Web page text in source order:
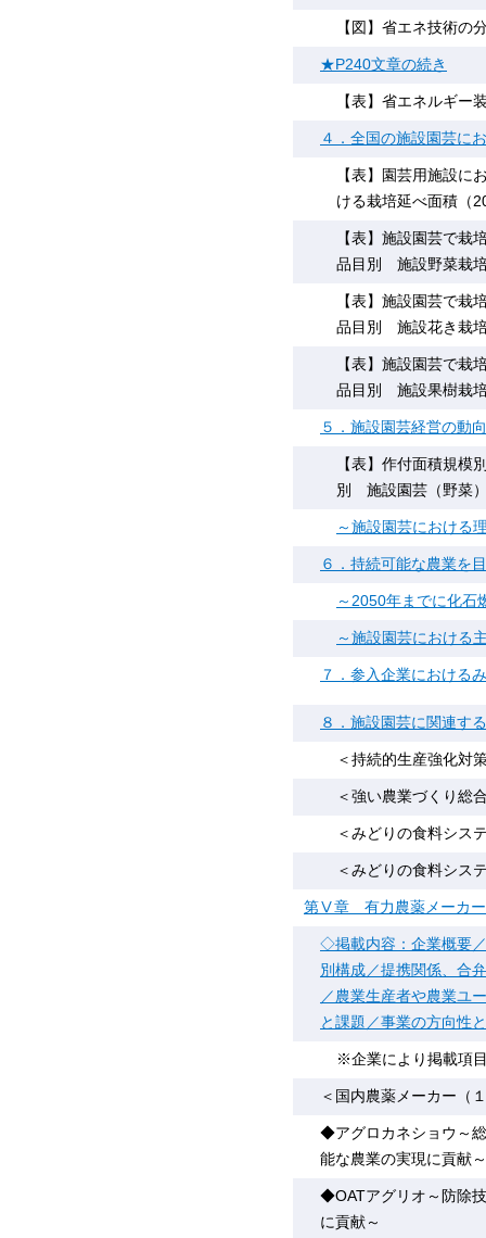
【図】省エネ技術の
★P240文章の続き
【表】省エネルギー
４．全国の施設園芸に
【表】園芸用施設に
ける栽培延べ面積（
【表】施設園芸で
品目別 施設野菜栽
【表】施設園芸で
品目別 施設花き栽
【表】施設園芸で
品目別 施設果樹栽
５．施設園芸経営の動向
【表】作付面積規
別 施設園芸（野菜
～施設園芸における
６．持続可能な農業を
～2050年までに化石
～施設園芸における
７．参入企業における
８．施設園芸に関連す
＜持続的生産強化対
＜強い農業づくり総
＜みどりの食料シス
＜みどりの食料シス
第Ⅴ章 有力農薬メーカー
◇掲載内容：企業概要
別構成／提携関係、合
／農業生産者や農業ユ
と課題／事業の方向性
※企業により掲載項
＜国内農薬メーカー（
◆アグロカネショウ～
能な農業の実現に貢献～
◆OATアグリオ～防除
に貢献～